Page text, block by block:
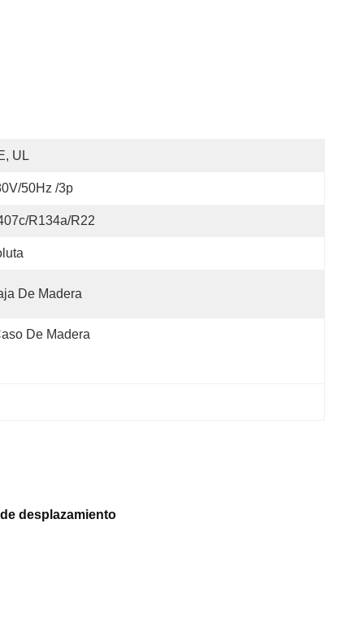
UL
50Hz /3p
R134a/R22
De Madera
De Madera
desplazamiento